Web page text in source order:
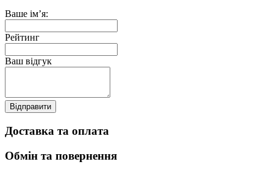
Ваше ім’я:
Рейтинг
Ваш відгук
Відправити
Доставка та оплата
Обмін та повернення